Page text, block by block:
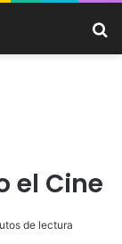
el Cine
de lectura